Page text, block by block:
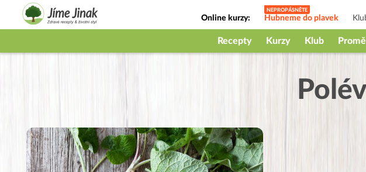
Online kurzy: Hubneme do plavek
Jak na babičky
Recepty Kurzy Klub